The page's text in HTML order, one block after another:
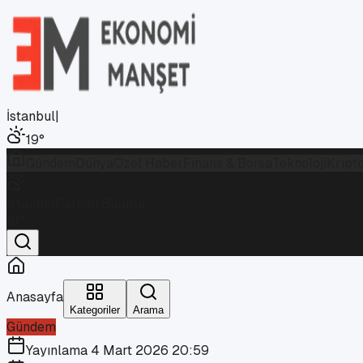
İstanbul|
19°
Anasayfa
Kategoriler Arama
Gündem
Yayınlama 4 Mart 2026 20:59